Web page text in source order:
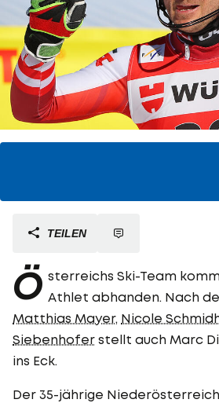
TEILEN
Ö sterreichs Ski-Team
Athlet abhanden. Nach
Matthias Mayer, Nicole
Siebenhofer stellt auch Marc
ins Eck.
Der 35-jährige